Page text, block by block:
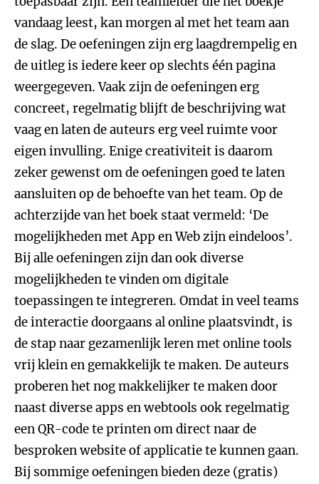
vandaag leest, kan morgen al met het team aan
de slag. De oefeningen zijn erg laagdrempelig en
de uitleg is iedere keer op slechts één pagina
weergegeven. Vaak zijn de oefeningen erg
concreet, regelmatig blijft de beschrijving wat
vaag en laten de auteurs erg veel ruimte voor
eigen invulling. Enige creativiteit is daarom
zeker gewenst om de oefeningen goed te laten
aansluiten op de behoefte van het team. Op de
achterzijde van het boek staat vermeld: ‘De
mogelijkheden met App en Web zijn eindeloos’.
Bij alle oefeningen zijn dan ook diverse
mogelijkheden te vinden om digitale
toepassingen te integreren. Omdat in veel teams
de interactie doorgaans al online plaatsvindt, is
de stap naar gezamenlijk leren met online tools
vrij klein en gemakkelijk te maken. De auteurs
proberen het nog makkelijker te maken door
naast diverse apps en webtools ook regelmatig
een QR-code te printen om direct naar de
besproken website of applicatie te kunnen gaan.
Bij sommige oefeningen bieden deze (gratis)